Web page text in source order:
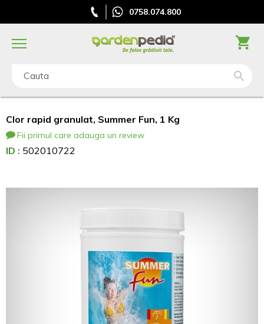
0758.074.800
Cauta
Clor rapid granulat, Summer Fun, 1 Kg
Fii primul care adauga un review
ID : 502010722